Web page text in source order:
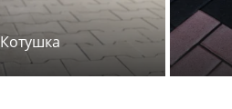
Котушка